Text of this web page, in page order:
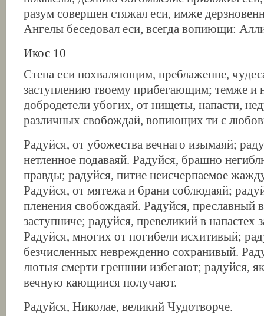
разум совершен стяжал еси, имже
Ангелы беседовал еси, всегда вопиющи:
Икос 10
Стена еси похваляющим, преблаженне,
заступлению твоему прибегающим; темже и
добродетели убогих, от нищеты, напасти,
различных свобождай, вопиющих ти с
Радуйся, от убожества вечнаго изымаяй;
нетленное подаваяй. Радуйся, брашно
правды; радуйся, питие неисчерпаемое
Радуйся, от мятежа и брани соблюдаяй;
пленения свобождаяй. Радуйся, преславный
заступниче; радуйся, превеликий в напастех
Радуйся, многих от погибели исхитивый;
безчисленных неврежденно сохранивый.
лютыя смерти грешнии избегают; радуйся,
вечную кающиися получают.
Радуйся, Николае, великий Чудотворче.